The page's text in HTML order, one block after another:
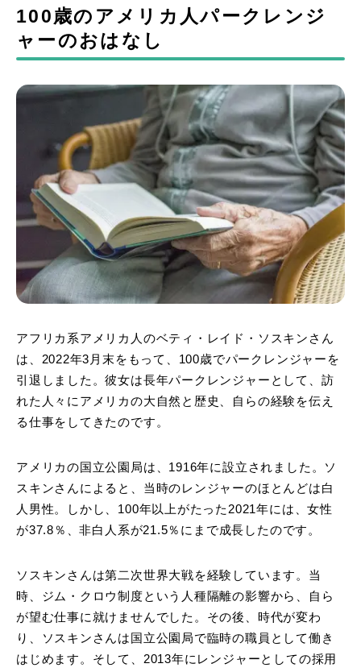
100歳のアメリカ人パークレンジ
ャーのおはなし
アフリカ系アメリカ人のベティ・レイド・ソスキンさん
は、2022年3月末をもって、100歳でパークレンジャーを
引退しました。彼女は長年パークレンジャーとして、訪
れた人々にアメリカの大自然と歴史、自らの経験を伝え
る仕事をしてきたのです。
アメリカの国立公園局は、1916年に設立されました。ソ
スキンさんによると、当時のレンジャーのほとんどは白
人男性。しかし、100年以上がたった2021年には、女性
が37.8％、非白人系が21.5％にまで成長したのです。
ソスキンさんは第二次世界大戦を経験しています。当
時、ジム・クロウ制度という人種隔離の影響から、自ら
が望む仕事に就けませんでした。その後、時代が変わ
り、ソスキンさんは国立公園局で臨時の職員として働き
はじめます。そして、2013年にレンジャーとしての採用